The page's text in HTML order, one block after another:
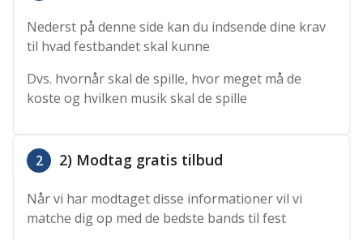
Nederst på denne side kan du indsende dine krav
til hvad festbandet skal kunne
Dvs. hvornår skal de spille, hvor meget må de
koste og hvilken musik skal de spille
2 2) Modtag gratis tilbud
Når vi har modtaget disse informationer vil vi
matche dig op med de bedste bands til fest